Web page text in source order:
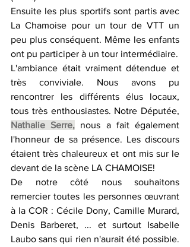
Ensuite les plus sportifs sont partis avec
La Chamoise pour un tour de VTT un
peu plus conséquent. Même les enfants
ont pu participer à un tour intermédiaire.
L'ambiance était vraiment détendue et
très conviviale. Nous avons pu
rencontrer les différents élus locaux,
Nathalie Serre, nous a fait également
l'honneur de sa présence. Les discours
étaient très chaleureux et ont mis sur le
devant de la scène LA CHAMOISE!
De notre côté nous souhaitons
remercier toutes les personnes œuvrant
à la COR : Cécile Dony, Camille Murard,
Denis Barberet, ... et surtout Isabelle
Laubo sans qui rien n'aurait été possible.